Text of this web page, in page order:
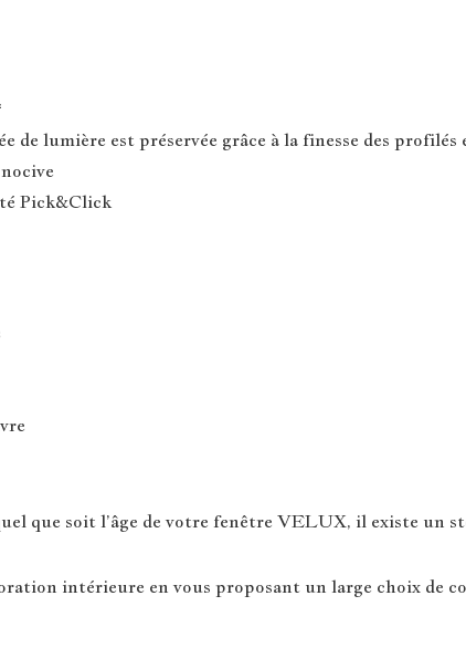
lumière est préservée grâce à la finesse des profilés
Pick&Click
que soit l’âge de votre fenêtre VELUX, il existe un
intérieure en vous proposant un large choix de